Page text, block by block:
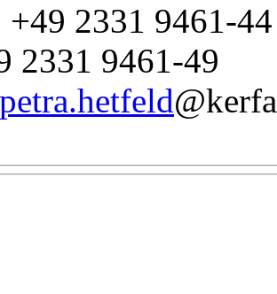
+49 2331 9461-44
2331 9461-49
petra.hetfeld